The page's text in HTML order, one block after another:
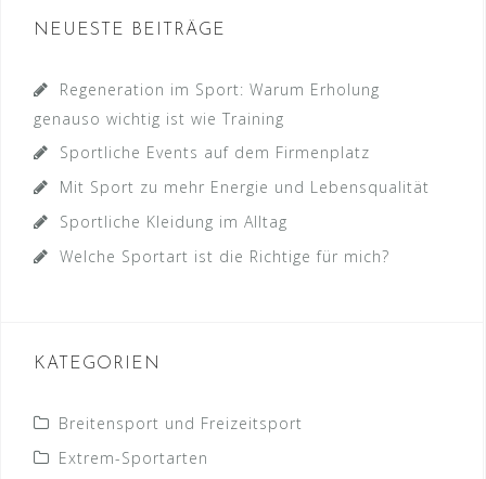
NEUESTE BEITRÄGE
Regeneration im Sport: Warum Erholung
genauso wichtig ist wie Training
Sportliche Events auf dem Firmenplatz
Mit Sport zu mehr Energie und Lebensqualität
Sportliche Kleidung im Alltag
Welche Sportart ist die Richtige für mich?
KATEGORIEN
Breitensport und Freizeitsport
Extrem-Sportarten